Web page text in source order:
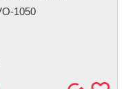
1050